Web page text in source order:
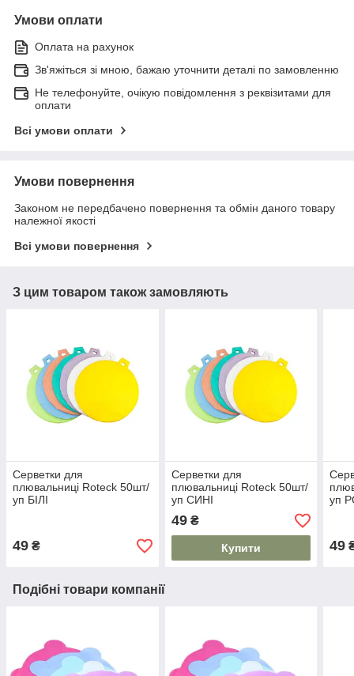
Умови оплати
Оплата на рахунок
Зв'яжіться зі мною, бажаю уточнити деталі по замовленню
Не телефонуйте, очікую повідомлення з реквізитами для
оплати
Всі умови оплати
Умови повернення
Законом не передбачено повернення та обмін даного товару
належної якості
Всі умови повернення
З цим товаром також замовляють
Серветки для
плювальниці Roteck 50шт/
уп БІЛІ
49 ₴
Серветки для
плювальниці Roteck 50шт/
уп СИНІ
49₴
Купити
уп
49
Подібні товари компанії